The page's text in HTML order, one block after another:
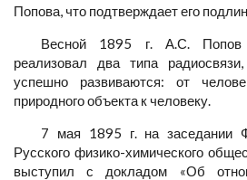
Попова, что подтверждает его
Весной 1895 г. А.С. Попов
реализовал два типа
успешно развиваются: от
природного объекта к человеку.
7 мая 1895 г. на заседании
Русского физико-химического
выступил с докладом «Об